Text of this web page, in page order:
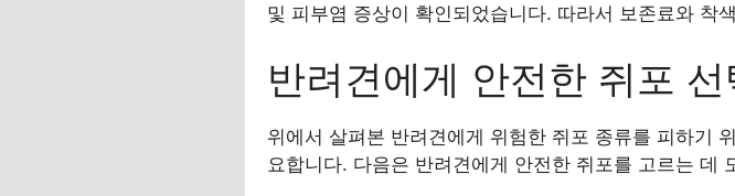
및 피부염 증상이 확인되었습니다. 따라서 보존료와 착
반려견에게 안전한 쥐포 선
위에서 살펴본 반려견에게 위험한 쥐포 종류를 피하기
요합니다. 다음은 반려견에게 안전한 쥐포를 고르는 데